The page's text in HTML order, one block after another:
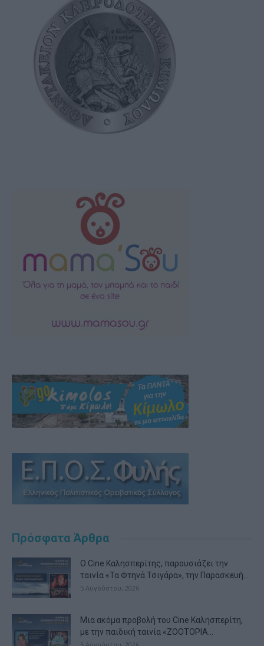
Πρόσφατα Άρθρα
Ο Cine Καλησπερίτης, παρουσιάζει την
ταινία «Τα Φτηνά Τσιγάρα», την Παρασκευή...
5 Αυγούστου, 2026
Μια ακόμα προβολή του Cine Καλησπερίτη,
με την παιδική ταινία «ZOOTOPIA...